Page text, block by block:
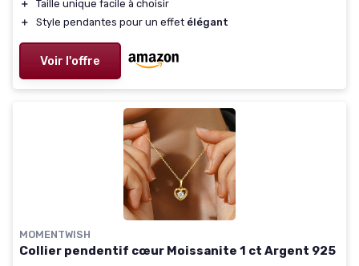
＋
Taille unique facile à choisir
＋
Style pendantes pour un effet élégant
Voir l'offre
MOMENTWISH
Collier pendentif cœur Moissanite 1 ct Argent 925